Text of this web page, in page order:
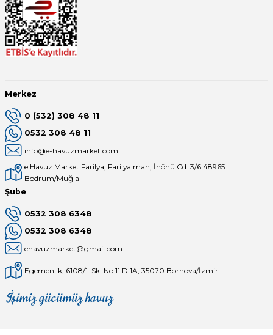
Merkez
0 (532) 308 48 11
0532 308 48 11
info@e-havuzmarket.com
e Havuz Market Farilya, Farilya mah, İnönü Cd. 3/6 48965
Bodrum/Muğla
Şube
0532 308 6348
0532 308 6348
ehavuzmarket@gmail.com
Egemenlik, 6108/1. Sk. No:11 D:1A, 35070 Bornova/İzmir
İşimiz gücümüz havuz
Mağaza
Depomuz